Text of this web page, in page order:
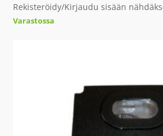
Rekisteröidy/Kirjaudu sisään
Varastossa